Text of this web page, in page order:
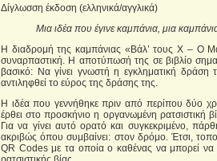
Δίγλωσση έκδοση (ελληνικά/αγγλικά)
Μια ιδέα που έγινε καμπάνια, μια
Η διαδρομή της καμπάνιας «Βάλ’ τους Χ – Ο
συναρπαστική. Η αποτύπωσή της σε βιβλίο
βασικό: Να γίνει γνωστή η εγκληματική
αντιληφθεί το εύρος της δράσης της.
Η ιδέα που γεννήθηκε πριν από περίπου δύο
έρθει στο προσκήνιο η οργανωμένη ρατσιστική
Για να γίνει αυτό ορατό και συγκεκριμένο,
ακριβώς όπου συμβαίνει: στον δρόμο. Έτσι,
QR Codes με τα οποία ο καθένας να μπορεί